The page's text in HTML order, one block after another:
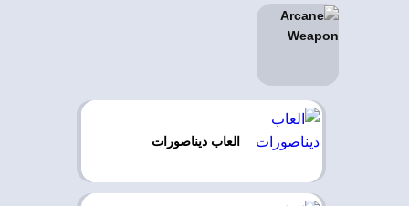
العاب ديناصورات